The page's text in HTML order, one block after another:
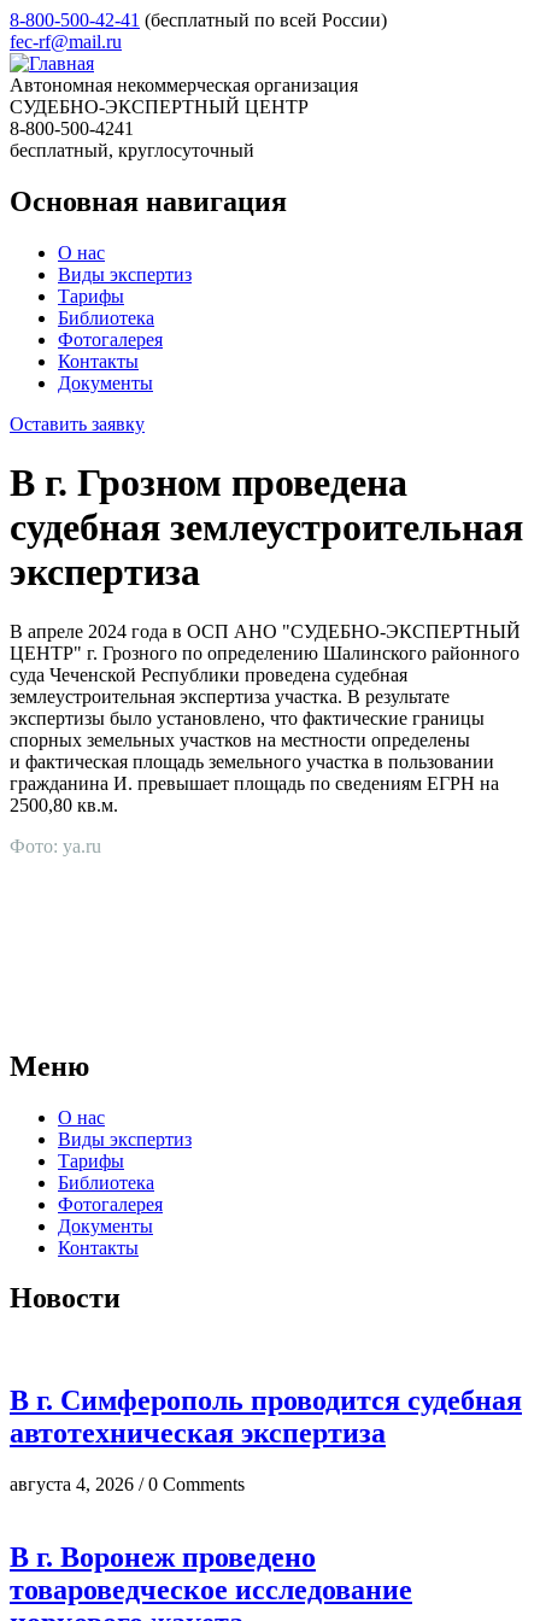
8-800-500-42-41 (бесплатный по всей России)
fec-rf@mail.ru
Автономная некоммерческая организация
СУДЕБНО-ЭКСПЕРТНЫЙ ЦЕНТР
8-800-500-4241
бесплатный, круглосуточный
Основная навигация
О нас
Виды экспертиз
Тарифы
Библиотека
Фотогалерея
Контакты
Документы
Оставить заявку
В г. Грозном проведена
судебная землеустроительная
экспертиза
В апреле 2024 года в ОСП АНО "СУДЕБНО-ЭКСПЕРТНЫЙ
ЦЕНТР" г. Грозного по определению Шалинского районного
суда Чеченской Республики проведена судебная
землеустроительная экспертиза участка. В результате
экспертизы было установлено, что фактические границы
спорных земельных участков на местности определены
и фактическая площадь земельного участка в пользовании
гражданина И. превышает площадь по сведениям ЕГРН на
2500,80 кв.м.
Фото: ya.ru
Меню
О нас
Виды экспертиз
Тарифы
Библиотека
Фотогалерея
Документы
Контакты
Новости
В г. Симферополь проводится судебная
автотехническая экспертиза
августа 4, 2026 / 0 Comments
В г. Воронеж проведено
товароведческое исследование